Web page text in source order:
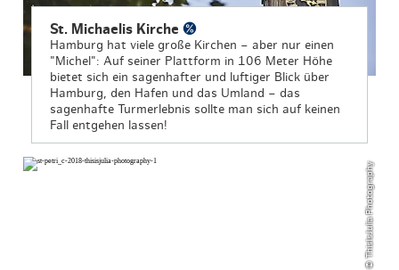
St. Michaelis Kirche
Hamburg hat viele große Kirchen – aber nur einen
"Michel": Auf seiner Plattform in 106 Meter Höhe
bietet sich ein sagenhafter und luftiger Blick über
Hamburg, den Hafen und das Umland – das
sagenhafte Turmerlebnis sollte man sich auf keinen
Fall entgehen lassen!
© ThisIsJulia Photography